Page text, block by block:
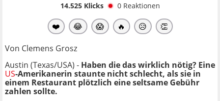
14.525Klicks 0 Reaktionen
❤️ 😂 😱 🔥 😥 👏
Von Clemens Grosz
Austin (Texas/USA) - Haben die das wirklich nötig? Eine
US-Amerikanerin staunte nicht schlecht, als sie in
einem Restaurant plötzlich eine seltsame Gebühr
zahlen sollte.